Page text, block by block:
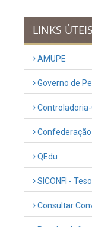
LINKS ÚTEIS
AMUPE
Governo de
Confederação
QEdu
SICONFI -
Consultar